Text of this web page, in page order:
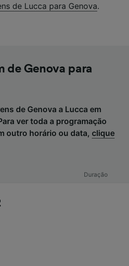
de Lucca para Genova.
de Genova para
de Genova a Lucca em
ver toda a programação
outro horário ou data, clique
Duração